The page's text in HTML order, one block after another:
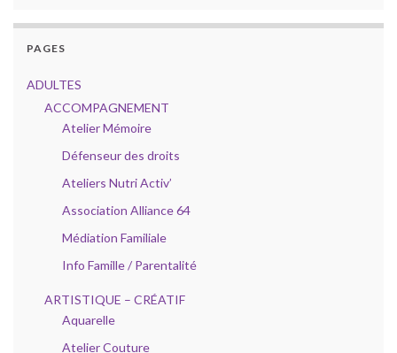
PAGES
ADULTES
ACCOMPAGNEMENT
Atelier Mémoire
Défenseur des droits
Ateliers Nutri Activ’
Association Alliance 64
Médiation Familiale
Info Famille / Parentalité
ARTISTIQUE – CRÉATIF
Aquarelle
Atelier Couture